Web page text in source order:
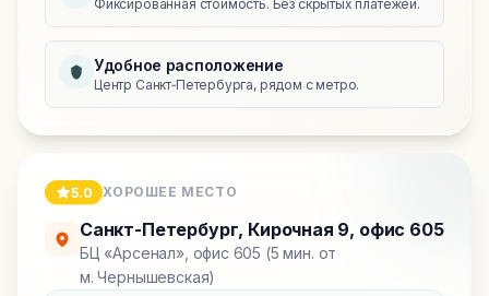
Фиксированная стоимость. Без скрытых платежей.
Удобное расположение
Центр Санкт‑Петербурга, рядом с метро.
5.0 ХОРОШЕЕ МЕСТО
Санкт-Петербург, Кирочная 9, офис 605
БЦ «Арсенал», офис 605 (5 мин. от
м. Чернышевская)